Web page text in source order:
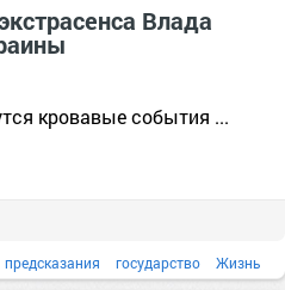
Влада
кровавые события ...
предсказания государство Жизнь